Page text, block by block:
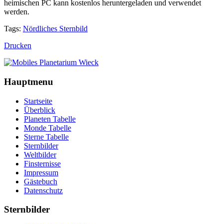
heimischen PC kann kostenlos heruntergeladen und verwendet
werden.
Tags: Nördliches Sternbild
Drucken
Hauptmenu
Startseite
Überblick
Planeten Tabelle
Monde Tabelle
Sterne Tabelle
Sternbilder
Weltbilder
Finsternisse
Impressum
Gästebuch
Datenschutz
Sternbilder